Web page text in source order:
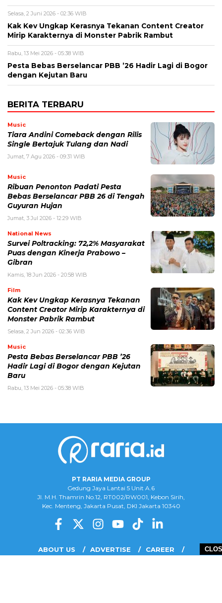
Selasa, 2 Juni 2026 - 02:36 WIB
Kak Kev Ungkap Kerasnya Tekanan Content Creator
Mirip Karakternya di Monster Pabrik Rambut
Rabu, 13 Mei 2026 - 05:38 WIB
Pesta Bebas Berselancar PBB ’26 Hadir Lagi di Bogor
dengan Kejutan Baru
BERITA TERBARU
Music
Tiara Andini Comeback dengan Rilis
Single Bertajuk Tulang dan Nadi
Jumat, 7 Agu 2026 - 09:31 WIB
Music
Ribuan Penonton Padati Pesta
Bebas Berselancar PBB 26 di Tengah
Guyuran Hujan
Jumat, 3 Jul 2026 - 12:29 WIB
National News
Survei Poltracking: 72,2% Masyarakat
Puas dengan Kinerja Prabowo –
Gibran
Kamis, 18 Jun 2026 - 20:58 WIB
Film
Kak Kev Ungkap Kerasnya Tekanan
Content Creator Mirip Karakternya di
Monster Pabrik Rambut
Selasa, 2 Jun 2026 - 02:36 WIB
Music
Pesta Bebas Berselancar PBB ’26
Hadir Lagi di Bogor dengan Kejutan
Baru
Rabu, 13 Mei 2026 - 05:38 WIB
PT RARIA MEDIA GROUP
Gedung Jaya Lantai 5 Unit A.6
Jl. M.H. Thamrin No.12, RT002/RW001, Kebon Sirih,
Kec. Menteng, Jakarta Pusat, DKI Jakarta 10340
ABOUT US ADVERTISE
CAREER